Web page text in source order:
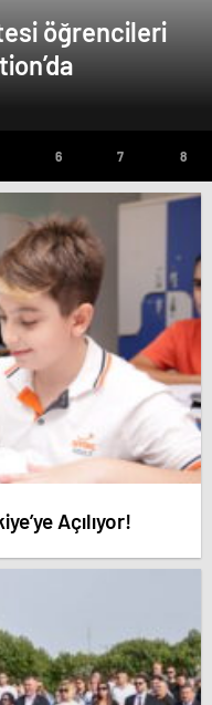
öğrencileri
Açılıyor!